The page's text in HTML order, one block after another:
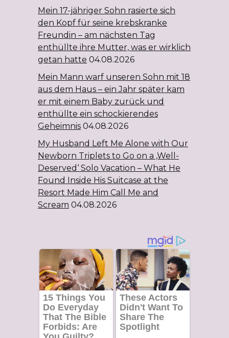
Mein 17-jähriger Sohn rasierte sich
den Kopf für seine krebskranke
Freundin – am nächsten Tag
enthüllte ihre Mutter, was er wirklich
getan hatte 04.08.2026
Mein Mann warf unseren Sohn mit 18
aus dem Haus – ein Jahr später kam
er mit einem Baby zurück und
enthüllte ein schockierendes
Geheimnis 04.08.2026
My Husband Left Me Alone with Our
Newborn Triplets to Go on a ‚Well-
Deserved‘ Solo Vacation – What He
Found Inside His Suitcase at the
Resort Made Him Call Me and
Scream 04.08.2026